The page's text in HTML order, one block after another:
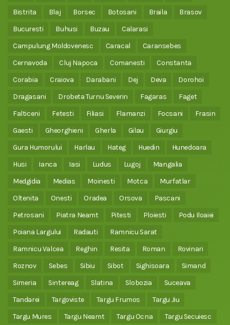
Bistrita
Blaj Borsec Botosani Braila
Brasov
Bucuresti
Buhusi Buzau
Calarasi
Campulung Moldovenesc
Caracal
Caransebes
Cernavoda
Cluj Napoca Comanesti
Constanta
Corabia
Craiova Darabani Dej Deva
Dorohoi
Dragasani
Drobeta Turnu Severin Fagaras
Faget
Falticeni
Fetesti Filiasi Flamanzi Focsani
Frasin
Gaesti
Gheorghieni Gherla Gilau
Giurgiu
Gura Humorului
Harlau Hateg Huedin
Hunedoara
Husi
Ianca Iasi Ludus Lugoj
Mangalia
Medgidia
Medias Moinesti Motca
Murfatlar
Oltenita
Onesti Oradea Orsova
Pascani
Petrosani
Piatra Neamt Pitesti Ploiesti
Podu Iloaiei
Poiana Largului
Radauti
Ramnicu Sarat
Ramnicu Valcea
Reghin Resita Roman
Rovinari
Roznov
Sebes Sibiu Sibot Sighisoara
Simand
Simeria
Sintereag Slatina Slobozia
Suceava
Tandarei
Targoviste Targu Frumos
Targu Jiu
Targu Mures
Targu Neamt Targu Ocna
Targu Secuiesc